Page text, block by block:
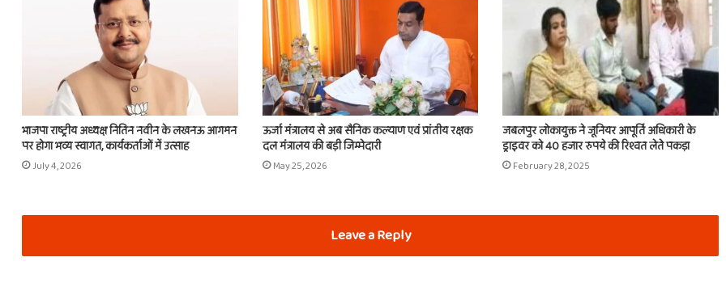
भाजपा राष्ट्रीय अध्यक्ष नितिन नवीन के लखनऊ आगमन
पर होगा भव्य स्वागत, कार्यकर्ताओं में उत्साह
July 4, 2026
ऊर्जा मंत्रालय से अब सैनिक कल्याण एवं प्रांतीय रक्षक
दल मंत्रालय की बड़ी जिम्मेदारी
May 25, 2026
जबलपुर लोकायुक्त ने जूनियर आपूर्ति अधिकारी के
ड्राइवर को 40 हजार रुपये की रिश्वत लेते पकड़ा
February 28, 2025
Leave a Reply